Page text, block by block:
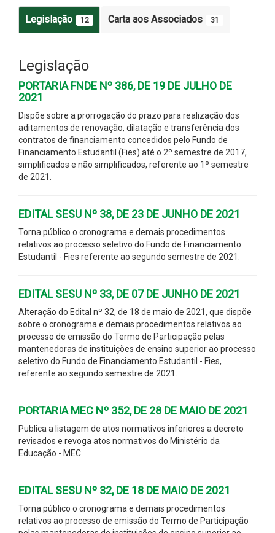
Legislação 12 Carta aos Associados 31
Legislação
PORTARIA FNDE Nº 386, DE 19 DE JULHO DE
2021
Dispõe sobre a prorrogação do prazo para realização dos
aditamentos de renovação, dilatação e transferência dos
contratos de financiamento concedidos pelo Fundo de
Financiamento Estudantil (Fies) até o 2º semestre de 2017,
simplificados e não simplificados, referente ao 1º semestre
de 2021.
EDITAL SESU Nº 38, DE 23 DE JUNHO DE 2021
Torna público o cronograma e demais procedimentos
relativos ao processo seletivo do Fundo de Financiamento
Estudantil - Fies referente ao segundo semestre de 2021.
EDITAL SESU Nº 33, DE 07 DE JUNHO DE 2021
Alteração do Edital nº 32, de 18 de maio de 2021, que dispõe
sobre o cronograma e demais procedimentos relativos ao
processo de emissão do Termo de Participação pelas
mantenedoras de instituições de ensino superior ao processo
seletivo do Fundo de Financiamento Estudantil - Fies,
referente ao segundo semestre de 2021.
PORTARIA MEC Nº 352, DE 28 DE MAIO DE 2021
Publica a listagem de atos normativos inferiores a decreto
revisados e revoga atos normativos do Ministério da
Educação - MEC.
EDITAL SESU Nº 32, DE 18 DE MAIO DE 2021
Torna público o cronograma e demais procedimentos
relativos ao processo de emissão do Termo de Participação